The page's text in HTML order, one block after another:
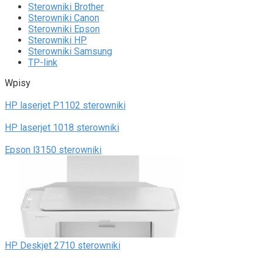
Sterowniki Brother
Sterowniki Canon
Sterowniki Epson
Sterowniki HP
Sterowniki Samsung
TP-link
Wpisy
HP laserjet P1102 sterowniki
HP laserjet 1018 sterowniki
Epson l3150 sterowniki
HP Deskjet 2710 sterowniki